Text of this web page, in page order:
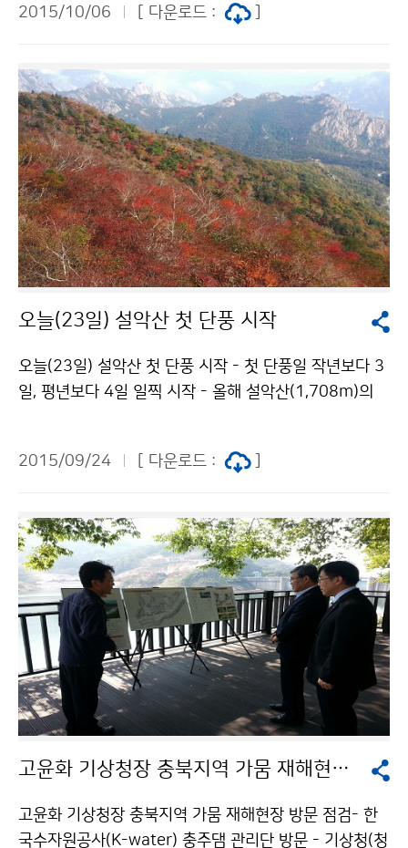
대관령 지역기상서비스센터
2015/10/06 [ 다운로드 :
오늘(23일) 설악산 첫 단풍 시작
오늘(23일) 설악산 첫 단풍 시작 - 첫 단풍일 작년보다 3
일, 평년보다 4일 일찍 시작 - 올해 설악산(1,708m)의
9월 중순이후 산간지역을 중심으로 기온이 떨어지면서
초 일평균최저기온 14.2℃(작년대비 –2.0℃, 평년대비 –
1.9℃) ※ 2015년 9월 설악산 자동기상관측장비(AWS,
중청대피소) 기준 일평균기온은 10.4℃(작년대비 –1.
3℃), 일평균최저기온은 7.7℃(작년대비 –1.1℃) 단풍 절
정은 첫 단풍 이후 약 2주 후에 나타나는 것을 감안할 때,
강원도 내 국립공원 단풍은 10월 상순부터 본격적으로
물들면서 10월 중순이나 하순에 단풍 절정을 이룰 것으
로 전망됩니다.
2015/09/24 [ 다운로드 :
고윤화 기상청장 충북지역 가뭄 재해현장 방문 점검
고윤화 기상청장 충북지역 가뭄 재해현장 방문 점검- 한
국수자원공사(K-water) 충주댐 관리단 방문 - 기상청(청